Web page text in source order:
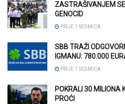
ZASTRAŠIVANJEM
GENOCID
PRIJE 1 SEDMICA
SBB TRAŽI
IGMANU: 780.000
PRIJE 1 SEDMICA
POKRALI 30 MILIONA
PROĆI